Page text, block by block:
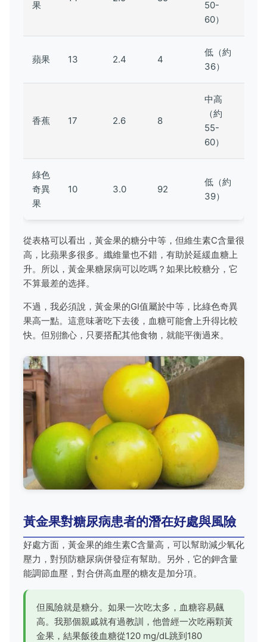
果
50-
60）
蘋果 13 2.4 4
低（約
36）
香蕉 17 2.6 8
中高
（約
55-
60）
綠色
奇異
果
10 3.0 92
低（約
39）
從表格可以看出，黃金果的糖分中等，但維生素C含量很
高，比蘋果多很多。纖維量也不錯，有助於延緩血糖上
升。所以，黃金果糖尿病可以吃嗎？如果比較糖分，它
不算最差的选择。
不過，我必須說，黃金果的GI值屬於中等，比綠色奇異
果高一點。這意味著吃下去後，血糖可能會上升得比較
快。但別擔心，只要搭配其他食物，就能平衡過來。
黃金果對糖尿病患者的潛在好處與風險
好處方面，黃金果的維生素C含量高，可以幫助減少氧化
壓力，對預防糖尿病併發症有幫助。另外，它的鉀含量
能調節血壓，對合併高血壓的糖友是加分項。
但風險就是糖分。如果一次吃太多，血糖容易飆
高。我那個親戚就有過教訓，他曾經一次吃兩顆黃
金果，結果飯後血糖從120 mg/dL跳到180